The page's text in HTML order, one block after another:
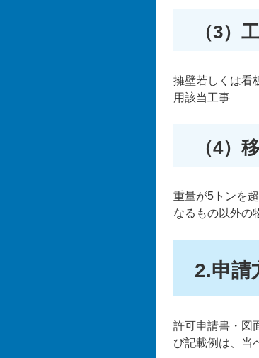
（3）
擁壁若しくは看
用該当工事
（4）
重量が5トンを
なるもの以外の
2.申請
許可申請書・図
び記載例は、当